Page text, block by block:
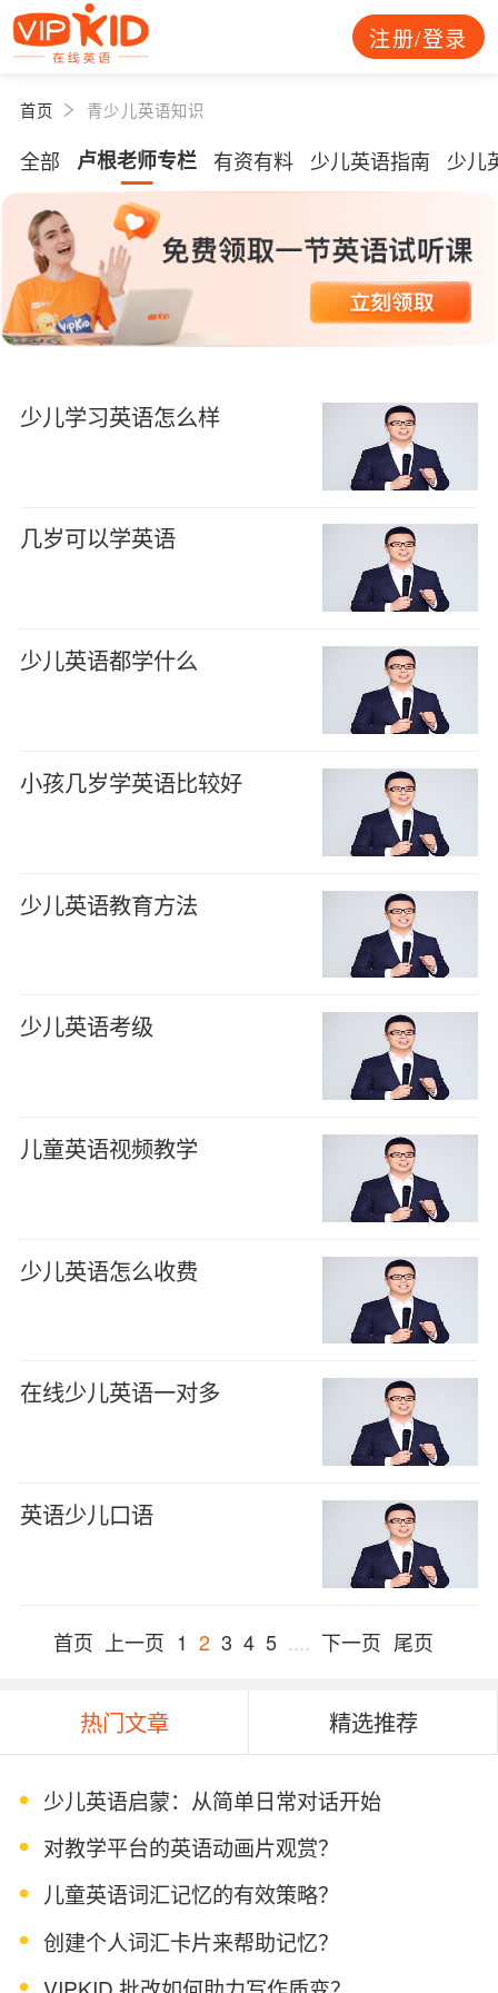
注册/登录
首页 青少儿英语知识
全部 卢根老师专栏 有资有料 少儿英语指南 少儿
少儿学习英语怎么样
几岁可以学英语
少儿英语都学什么
小孩几岁学英语比较好
少儿英语教育方法
少儿英语考级
儿童英语视频教学
少儿英语怎么收费
在线少儿英语一对多
英语少儿口语
首页 上一页 1 2 3 4 5 .... 下一页 尾页
热门文章 精选推荐
少儿英语启蒙：从简单日常对话开始
对教学平台的英语动画片观赏？
儿童英语词汇记忆的有效策略？
创建个人词汇卡片来帮助记忆？